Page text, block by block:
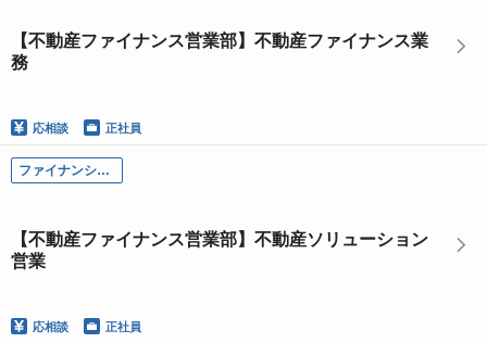
【不動産ファイナンス営業部】不動産ファイナンス業
務
応相談 正社員
ファイナンシャル・ソリューション本部
【不動産ファイナンス営業部】不動産ソリューション
営業
応相談 正社員